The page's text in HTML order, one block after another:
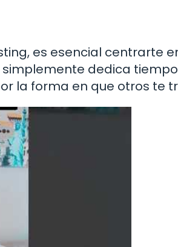
es esencial centrarte
dedica
la forma en que otros te